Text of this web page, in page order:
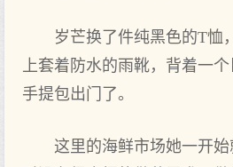
岁芒换了件纯黑色的T恤
上套着防水的雨靴，背着一
手提包出门了。
这里的海鲜市场她一开